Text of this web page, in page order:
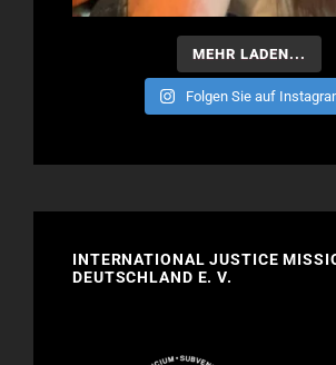
MEHR LADEN...
Folgen Sie auf
INTERNATIONAL JUSTICE
DEUTSCHLAND E. V.